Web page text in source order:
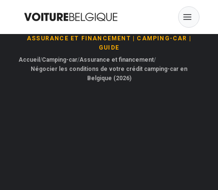
ASSURANCE ET FINANCEMENT CAMPING-CAR
GUIDE
Accueil Camping-car Assurance et financement
Négocier les conditions de votre crédit camping-car en
Belgique (2026)